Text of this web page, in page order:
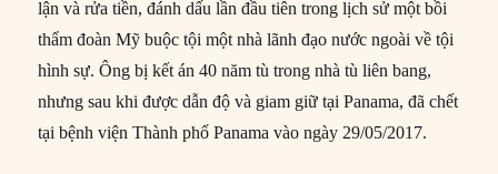
lận và rửa tiền, đánh dấu lần đầu tiên trong lịch sử một bồi
thẩm đoàn Mỹ buộc tội một nhà lãnh đạo nước ngoài về tội
hình sự. Ông bị kết án 40 năm tù trong nhà tù liên bang,
nhưng sau khi được dẫn độ và giam giữ tại Panama, đã chết
tại bệnh viện Thành phố Panama vào ngày 29/05/2017.